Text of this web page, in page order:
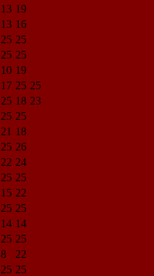
13 19
13 16
25 25
25 25
10 19
17 25 25
25 18 23
25 25
21 18
25 26
22 24
25 25
15 22
25 25
14 14
25 25
8
22
25 25